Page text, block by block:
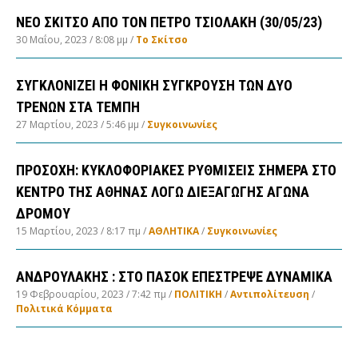
ΝΕΟ ΣΚΙΤΣΟ ΑΠΟ ΤΟΝ ΠΕΤΡΟ ΤΣΙΟΛΑΚΗ (30/05/23)
30 Μαΐου, 2023 8:08 μμ Το Σκίτσο
ΣΥΓΚΛΟΝΙΖΕΙ Η ΦΟΝΙΚΗ ΣΥΓΚΡΟΥΣΗ ΤΩΝ ΔΥΟ
ΤΡΕΝΩΝ ΣΤΑ ΤΕΜΠΗ
27 Μαρτίου, 2023 5:46 μμ Συγκοινωνίες
ΠΡΟΣΟΧΗ: ΚΥΚΛΟΦΟΡΙΑΚΕΣ ΡΥΘΜΙΣΕΙΣ ΣΗΜΕΡΑ ΣΤΟ
ΚΕΝΤΡΟ ΤΗΣ ΑΘΗΝΑΣ ΛΟΓΩ ΔΙΕΞΑΓΩΓΗΣ ΑΓΩΝΑ
ΔΡΟΜΟΥ
15 Μαρτίου, 2023 8:17 πμ ΑΘΛΗΤΙΚΑ/ Συγκοινωνίες
ΑΝΔΡΟΥΛΑΚΗΣ : ΣΤΟ ΠΑΣΟΚ ΕΠΕΣΤΡΕΨΕ ΔΥΝΑΜΙΚΑ
19 Φεβρουαρίου, 2023 7:42 πμ ΠΟΛΙΤΙΚΗ /Αντιπολίτευση /
Πολιτικά Κόμματα